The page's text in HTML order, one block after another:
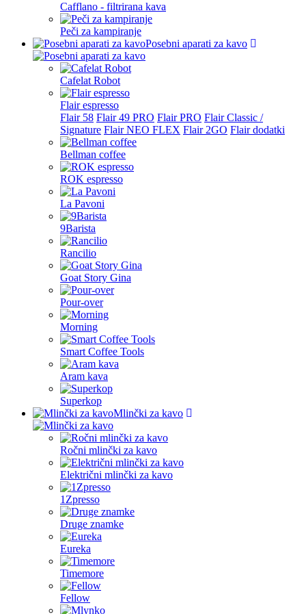
Cafflano - filtrirana kava
Peči za kampiranje
Posebni aparati za kavo
Cafelat Robot
Flair espresso
Flair 58 Flair 49 PRO Flair PRO Flair Classic /
Signature Flair NEO FLEX Flair 2GO Flair dodatki
Bellman coffee
ROK espresso
La Pavoni
9Barista
Rancilio
Goat Story Gina
Pour-over
Morning
Smart Coffee Tools
Aram kava
Superkop
Mlinčki za kavo
Ročni mlinčki za kavo
Električni mlinčki za kavo
1Zpresso
Druge znamke
Eureka
Timemore
Fellow